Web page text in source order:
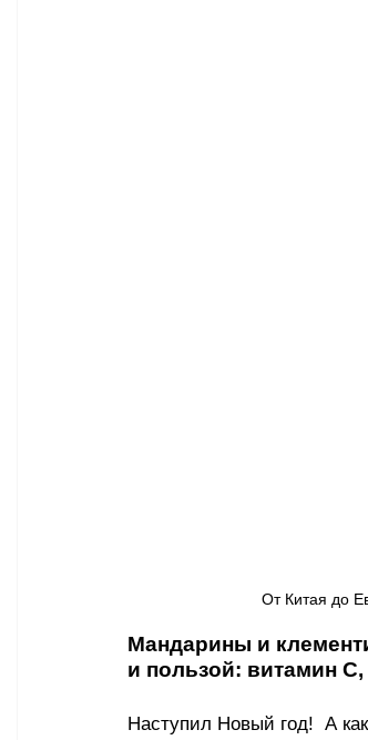
От Китая до
Мандарины и
и пользой: витамин С,
Наступил Новый год!  А